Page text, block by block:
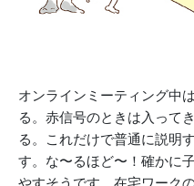
オンラインミーティング中
る。赤信号のときは入って
る。これだけで普通に説明
す。な〜るほど〜！確かに